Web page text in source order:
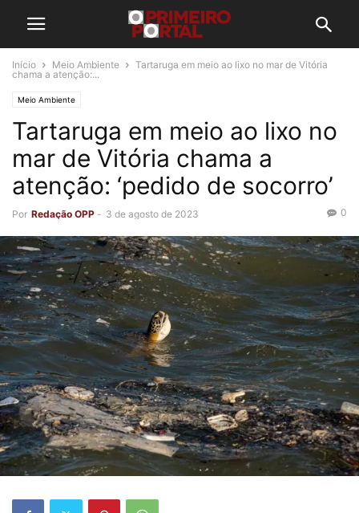
Início Meio Ambiente
Tartaruga em meio ao lixo no mar de Vitória
chama a atenção:...
Meio Ambiente
Tartaruga em meio ao lixo no
mar de Vitória chama a
atenção: ‘pedido de socorro’
Por Redação OPP - 3 de agosto de 2023 0